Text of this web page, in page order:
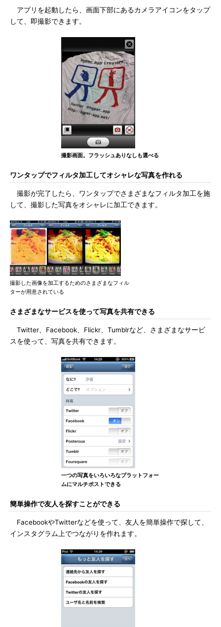
アプリを起動したら、画面下部にあるカメラアイコンをタップ
して、即撮影できます。
撮影画面。フラッシュありなしも選べる
ワンタップでフィルタ加工してオシャレな写真を作れる
撮影が完了したら、ワンタップでさまざまなフィルタ加工を施
して、撮影した写真をオシャレに加工できます。
撮影した画像を加工するためのさまざまなフィル
ターが用意されている
さまざまなサービスを使って写真を共有できる
Twitter、Facebook、Flickr、Tumblrなど、さまざまなサービ
スを使って、写真を共有できます。
一つの写真をいろいろなプラットフォー
ムにマルチポストできる
簡単操作で友人を探すことができる
FacebookやTwitterなどを使って、友人を簡単操作で探して、
インスタグラム上でつながりを作れます。